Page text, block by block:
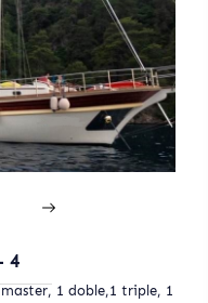
4
1 doble,1 triple, 1